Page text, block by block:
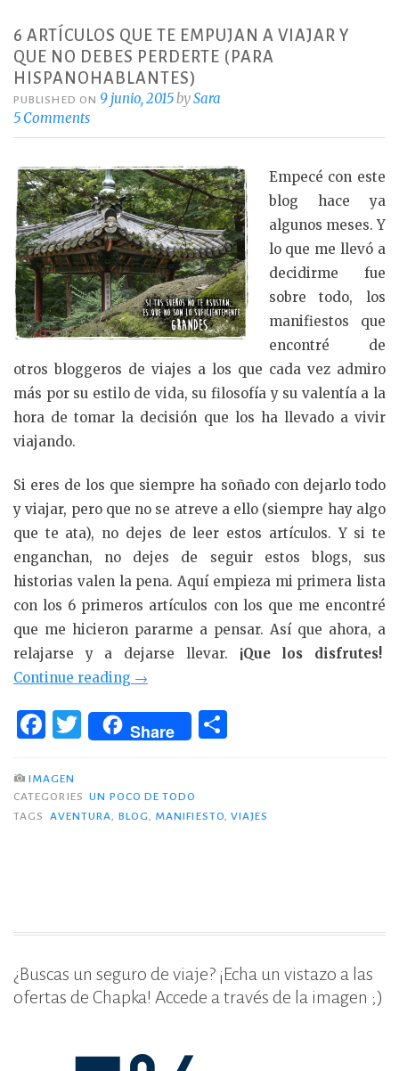
6 ARTÍCULOS QUE TE EMPUJAN A VIAJAR Y
QUE NO DEBES PERDERTE (PARA
HISPANOHABLANTES)
PUBLISHED ON 9 junio, 2015bySara
5 Comments
Empecé con este
blog hace ya
algunos meses. Y
lo que me llevó a
decidirme fue
sobre todo, los
manifiestos que
encontré de
otros bloggeros de viajes a los que cada vez admiro
más por su estilo de vida, su filosofía y su valentía a la
hora de tomar la decisión que los ha llevado a vivir
viajando.
Si eres de los que siempre ha soñado con dejarlo todo
y viajar, pero que no se atreve a ello (siempre hay algo
que te ata), no dejes de leer estos artículos. Y si te
enganchan, no dejes de seguir estos blogs, sus
historias valen la pena. Aquí empieza mi primera lista
con los 6 primeros artículos con los que me encontré
que me hicieron pararme a pensar. Así que ahora, a
relajarse y a dejarse llevar. ¡Que los disfrutes!
Continue reading «6
que
a
viajar
(para
hispanohablantes)»
→
F
c
e
k
T
w
te
Share
p
IMAGEN
CATEGORIES UN POCO DE TODO
TAGS
AVENTURA, BLOG, MANIFIESTO,VIAJES
¿Buscas un seguro de viaje? ¡Echa un vistazo a las
ofertas de Chapka! Accede a través de la imagen ;)